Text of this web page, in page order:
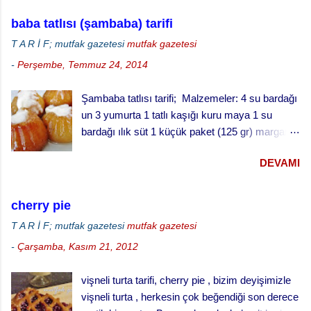
kurabiyesi badambura yapılışı ·
Fırınınızı 170 derecede ısıtınız. · ...
ıspanakları çiğ olarak kullandık. Bu kekin daha
iyi pişmesi için derin kek kalıbında değil, sığ
kenarlı tepside pişirmeyi öneriyoruz.
baba tatlısı (şambaba) tarifi
T A R İ F; mutfak gazetesi mutfak gazetesi
- Perşembe, Temmuz 24, 2014
Şambaba tatlısı tarifi; Malzemeler: 4 su bardağı
un 3 yumurta 1 tatlı kaşığı kuru maya 1 su
bardağı ılık süt 1 küçük paket (125 gr) margarin
fiske tuz şurup için: 3 su bardağı su 3 su
ılık sütle kabartılmış mayayı, yumuşamış yağı,
yumurtaları şeker ve tuzu ilave ederek
bir yerde iki misli kabarana kadar bekletiniz. ·
Küçük tart kalıplarını yağlayınız ve
DEVAMI
cherry pie
T A R İ F; mutfak gazetesi mutfak gazetesi
- Çarşamba, Kasım 21, 2012
vişneli turta tarifi, cherry pie , bizim deyişimizle
vişneli turta , herkesin çok beğendiği son derece